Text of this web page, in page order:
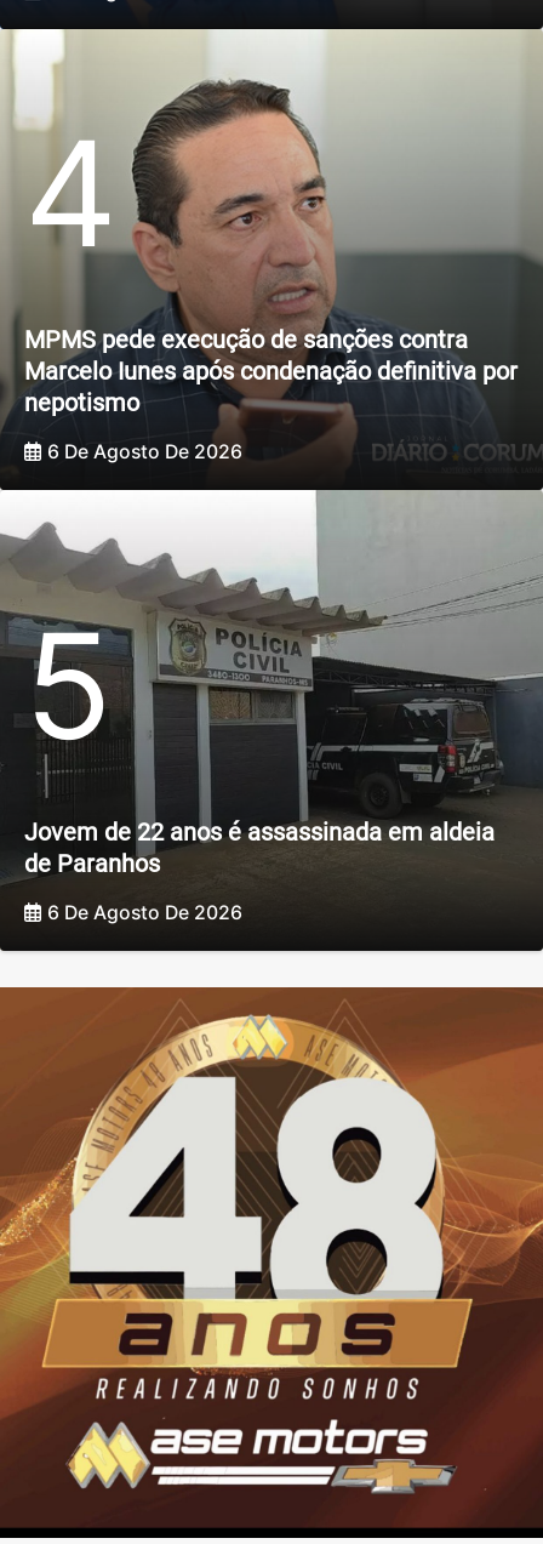
4
MPMS pede execução de sanções contra
Marcelo Iunes após condenação definitiva por
nepotismo
6 De Agosto De 2026
5
Jovem de 22 anos é assassinada em aldeia
de Paranhos
6 De Agosto De 2026